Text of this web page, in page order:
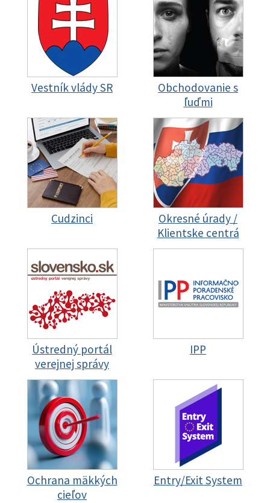
Vestník vlády SR
Obchodovanie s
ľuďmi
Cudzinci
Okresné úrady /
Klientske centrá
Ústredný portál
verejnej správy
IPP
Ochrana mäkkých
cieľov
Entry/Exit System